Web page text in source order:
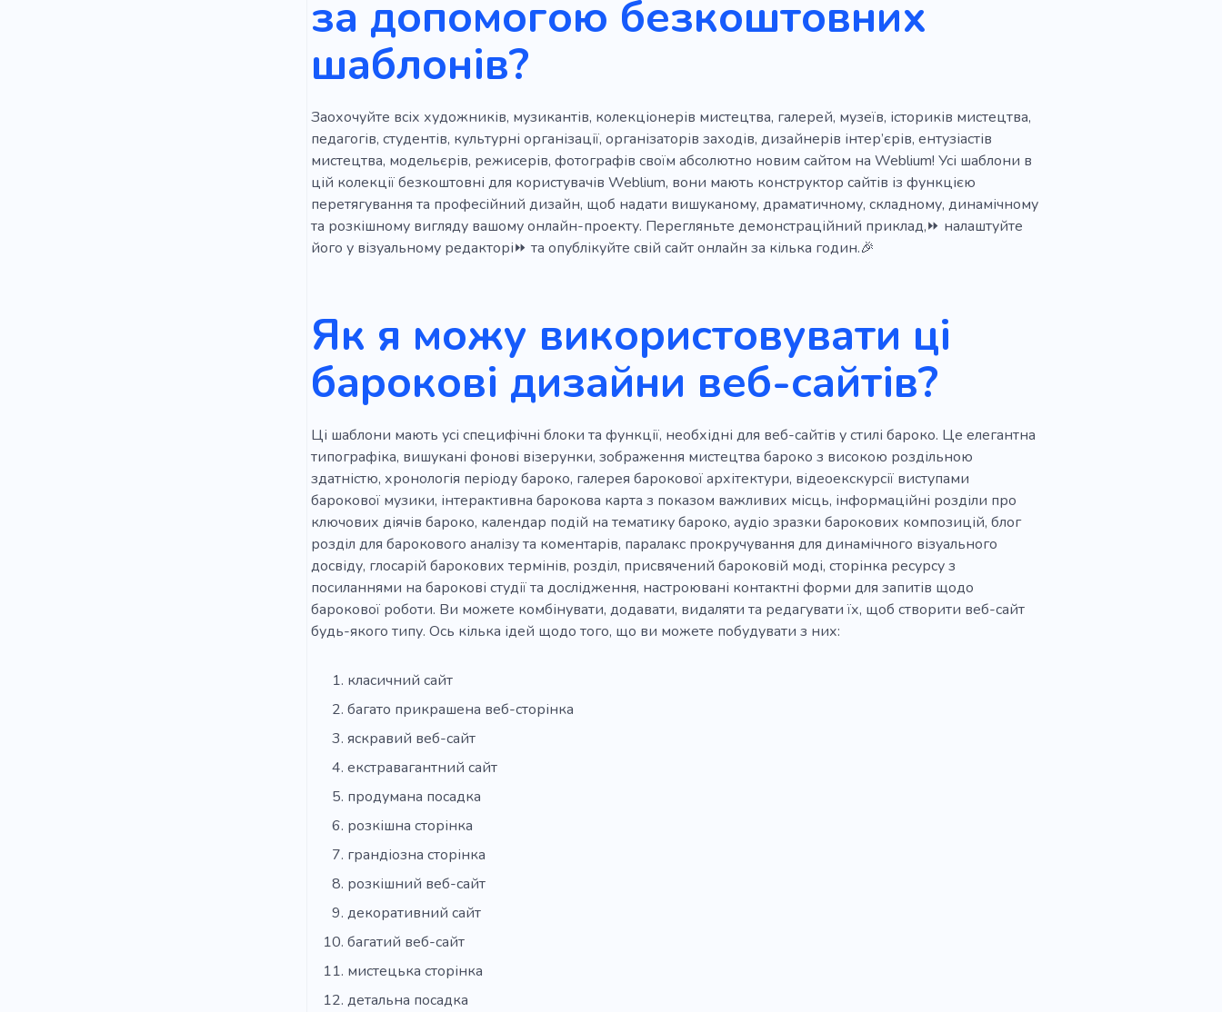
Фарба
Шиття Унікальний Мінімалізм Каліграфія
Татуювання
Творче середовище
Виставка
за допомогою безкоштовних
шаблонів?
Заохочуйте всіх художників, музикантів, колекціонерів мистецтва, галерей, музеїв, істориків мистецтва,
педагогів, студентів, культурні організації, організаторів заходів, дизайнерів інтер’єрів, ентузіастів
мистецтва, модельєрів, режисерів, фотографів своїм абсолютно новим сайтом на Weblium! Усі шаблони в
цій колекції безкоштовні для користувачів Weblium, вони мають конструктор сайтів із функцією
перетягування та професійний дизайн, щоб надати вишуканому, драматичному, складному, динамічному
та розкішному вигляду вашому онлайн-проекту. Перегляньте демонстраційний приклад,⏩ налаштуйте
його у візуальному редакторі⏩ та опублікуйте свій сайт онлайн за кілька годин.🎉
Як я можу використовувати ці
барокові дизайни веб-сайтів?
Ці шаблони мають усі специфічні блоки та функції, необхідні для веб-сайтів у стилі бароко. Це елегантна
типографіка, вишукані фонові візерунки, зображення мистецтва бароко з високою роздільною
здатністю, хронологія періоду бароко, галерея барокової архітектури, відеоекскурсії виступами
барокової музики, інтерактивна барокова карта з показом важливих місць, інформаційні розділи про
ключових діячів бароко, календар подій на тематику бароко, аудіо зразки барокових композицій, блог
розділ для барокового аналізу та коментарів, паралакс прокручування для динамічного візуального
досвіду, глосарій барокових термінів, розділ, присвячений бароковій моді, сторінка ресурсу з
посиланнями на барокові студії та дослідження, настроювані контактні форми для запитів щодо
барокової роботи. Ви можете комбінувати, додавати, видаляти та редагувати їх, щоб створити веб-сайт
будь-якого типу. Ось кілька ідей щодо того, що ви можете побудувати з них:
класичний сайт
багато прикрашена веб-сторінка
яскравий веб-сайт
екстравагантний сайт
продумана посадка
розкішна сторінка
грандіозна сторінка
розкішний веб-сайт
декоративний сайт
багатий веб-сайт
мистецька сторінка
детальна посадка